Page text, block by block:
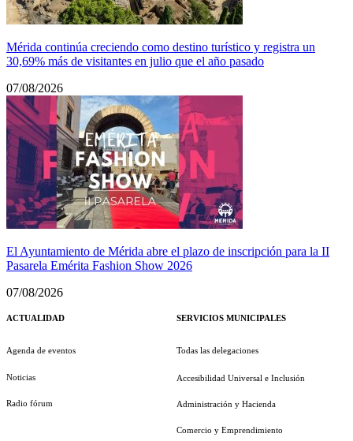
Mérida continúa creciendo como destino turístico y registra un
30,69% más de visitantes en julio que el año pasado
07/08/2026
El Ayuntamiento de Mérida abre el plazo de inscripción para la II
Pasarela Emérita Fashion Show 2026
07/08/2026
ACTUALIDAD
Agenda de eventos
Noticias
Radio fórum
SERVICIOS MUNICIPALES
Todas las delegaciones
Accesibilidad Universal e Inclusión
Administración y Hacienda
Comercio y Emprendimiento